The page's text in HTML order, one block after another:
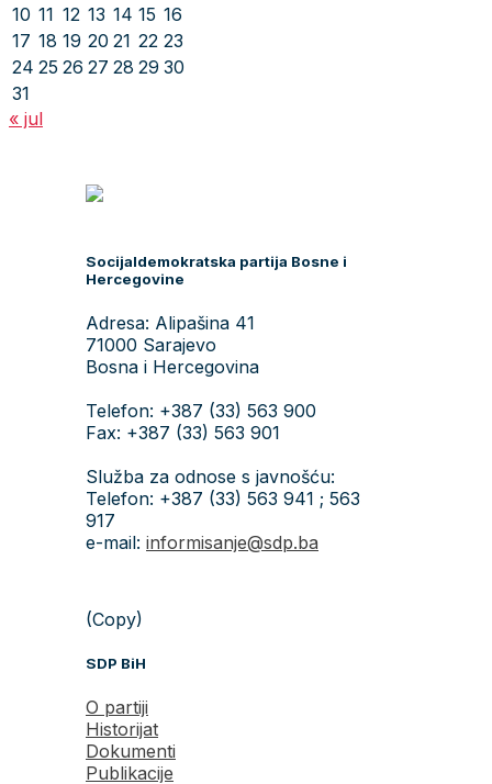
10 11 12 13 14 15 16
17 18 19 20 21 22 23
24 25 26 27 28 29 30
31
« jul
Socijaldemokratska partija Bosne i
Hercegovine
Adresa: Alipašina 41
71000 Sarajevo
Bosna i Hercegovina
Telefon: +387 (33) 563 900
Fax: +387 (33) 563 901
Služba za odnose s javnošću:
Telefon: +387 (33) 563 941 ; 563
917
e-mail: informisanje@sdp.ba
(Copy)
SDP BiH
O partiji
Historijat
Dokumenti
Publikacije